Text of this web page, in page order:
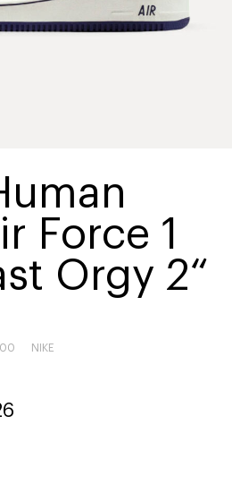
Force 1
Orgy 2“
NIKE